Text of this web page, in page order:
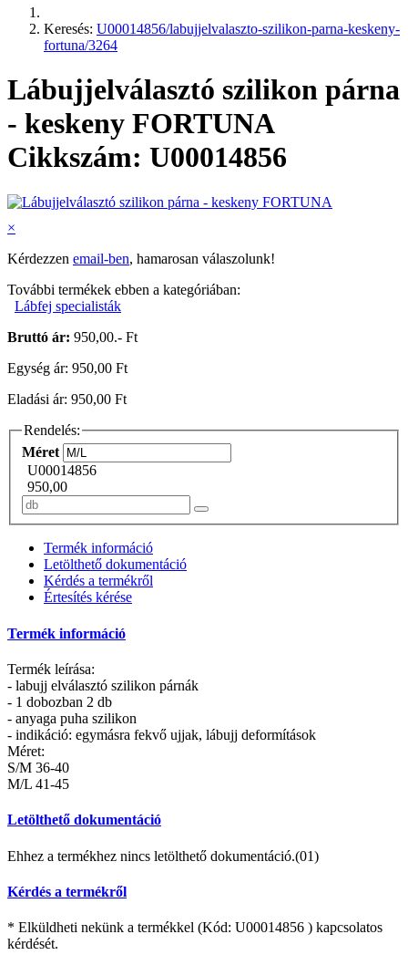
Keresés: U00014856/labujjelvalaszto-szilikon-parna-keskeny-
fortuna/3264
Lábujjelválasztó szilikon párna
- keskeny FORTUNA
Cikkszám: U00014856
×
Kérdezzen email-ben, hamarosan válaszolunk!
További termékek ebben a kategóriában:
Lábfej specialisták
Bruttó ár: 950,00.- Ft
Egység ár: 950,00 Ft
Eladási ár: 950,00 Ft
Rendelés:
Méret
U00014856
950,00
Termék információ
Letölthető dokumentáció
Kérdés a termékről
Értesítés kérése
Termék információ
Termék leírása:
- labujj elválasztó szilikon párnák
- 1 dobozban 2 db
- anyaga puha szilikon
- indikáció: egymásra fekvő ujjak, lábujj deformítások
Méret:
S/M 36-40
M/L 41-45
Letölthető dokumentáció
Ehhez a termékhez nincs letölthető dokumentáció.(01)
Kérdés a termékről
* Elküldheti nekünk a termékkel (Kód: U00014856 ) kapcsolatos
kérdését.